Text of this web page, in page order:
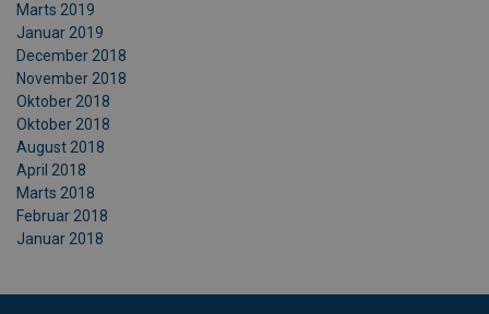
Marts 2019
Januar 2019
December 2018
November 2018
Oktober 2018
Oktober 2018
August 2018
April 2018
Marts 2018
Februar 2018
Januar 2018